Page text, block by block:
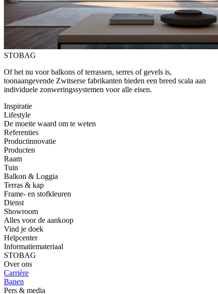
STOBAG
Of het nu voor balkons of terrassen, serres of gevels is,
toonaangevende Zwitserse fabrikanten bieden een breed scala aan
individuele zonweringssystemen voor alle eisen.
Inspiratie
Lifestyle
De moeite waard om te weten
Referenties
Productinnovatie
Producten
Raam
Tuin
Balkon & Loggia
Terras & kap
Frame- en stofkleuren
Dienst
Showroom
Alles voor de aankoop
Vind je doek
Helpcenter
Informatiemateriaal
STOBAG
Over ons
Carrière
Banen
Pers & media